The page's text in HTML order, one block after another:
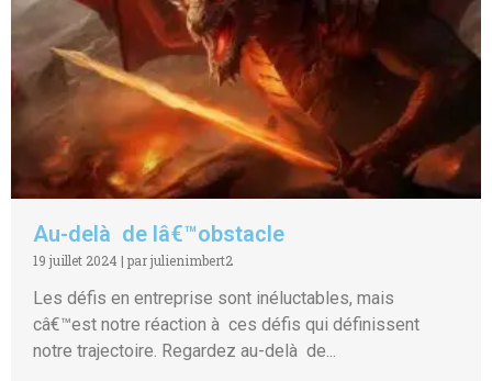
Au-delà de lâ€™obstacle
19 juillet 2024 | par julienimbert2
Les défis en entreprise sont inéluctables, mais
câ€™est notre réaction à ces défis qui définissent
notre trajectoire. Regardez au-delà de...